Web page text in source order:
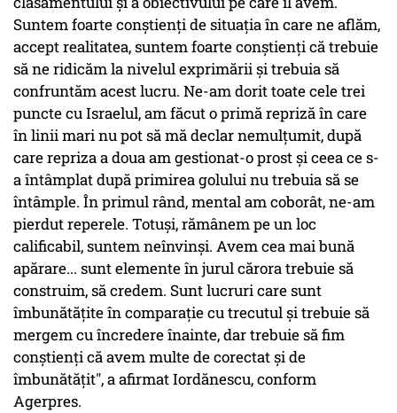
Suntem foarte conştienţi de situaţia în care ne aflăm,
accept realitatea, suntem foarte conştienţi că trebuie
să ne ridicăm la nivelul exprimării şi trebuia să
confruntăm acest lucru. Ne-am dorit toate cele trei
puncte cu Israelul, am făcut o primă repriză în care
în linii mari nu pot să mă declar nemulţumit, după
care repriza a doua am gestionat-o prost şi ceea ce s-
a întâmplat după primirea golului nu trebuia să se
întâmple. În primul rând, mental am coborât, ne-am
pierdut reperele. Totuşi, rămânem pe un loc
calificabil, suntem neînvinşi. Avem cea mai bună
apărare... sunt elemente în jurul cărora trebuie să
construim, să credem. Sunt lucruri care sunt
îmbunătăţite în comparaţie cu trecutul şi trebuie să
mergem cu încredere înainte, dar trebuie să fim
conştienţi că avem multe de corectat şi de
îmbunătăţit", a afirmat Iordănescu, conform
Agerpres.